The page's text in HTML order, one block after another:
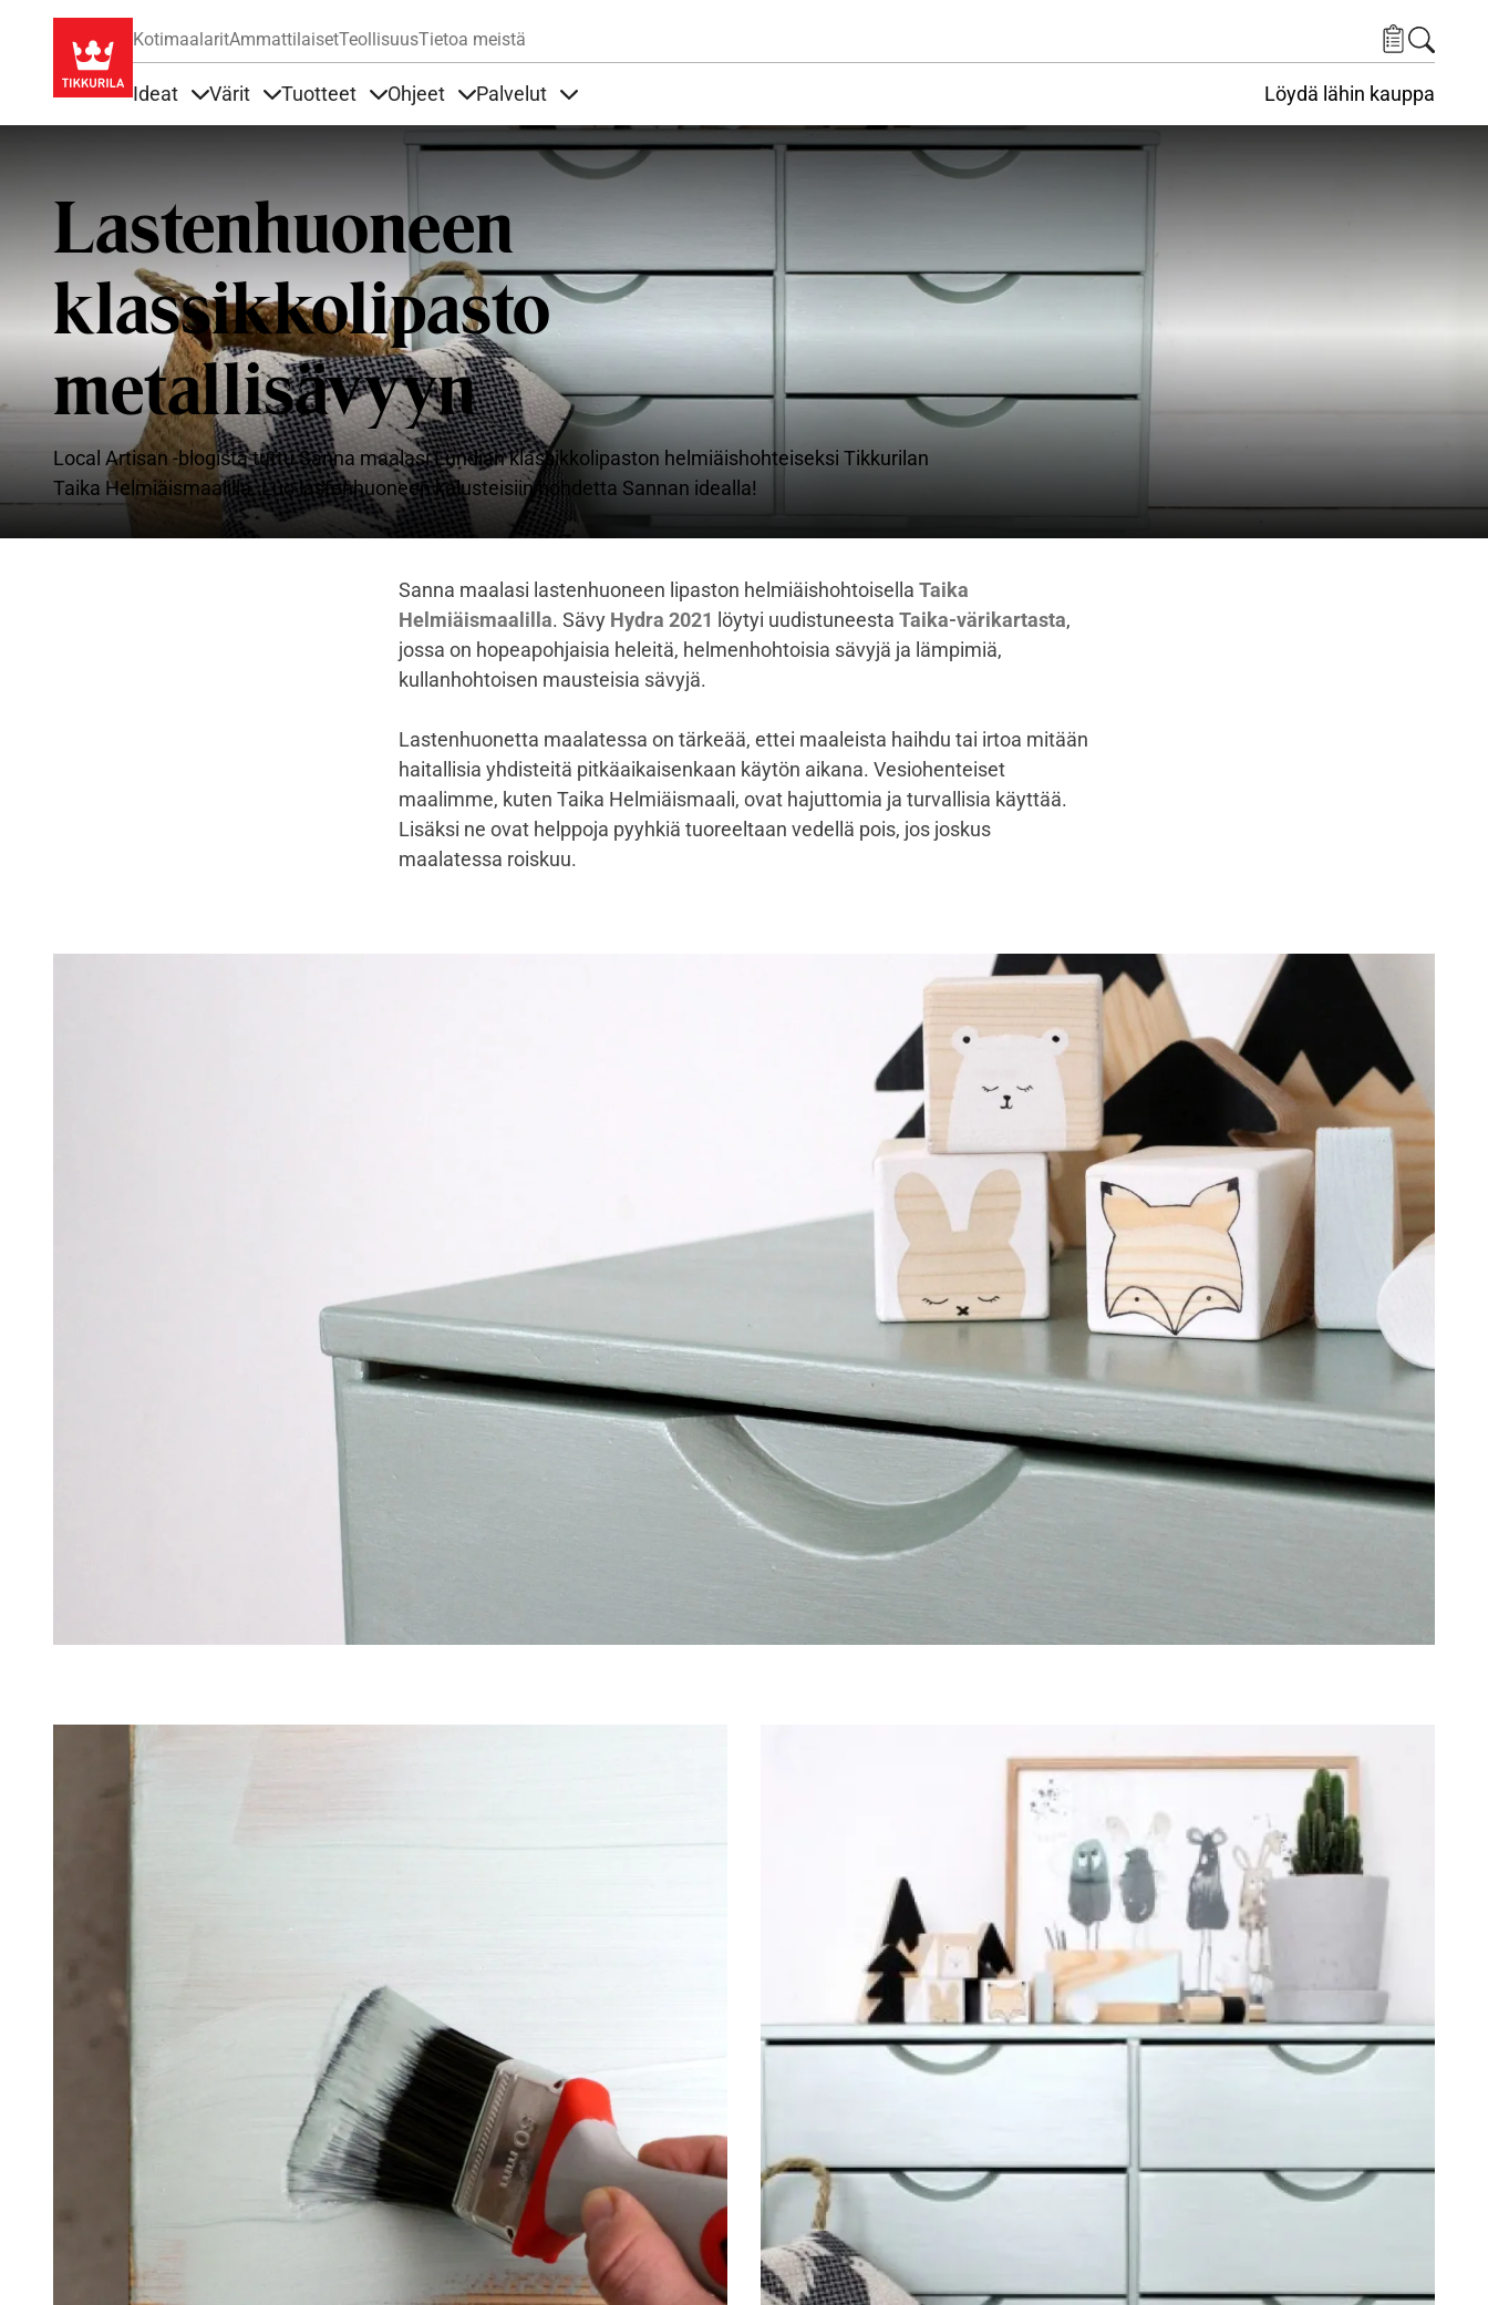
KotimaalaritAmmattilaisetTeollisuusTietoa meistä
Ideat Värit Tuotteet Ohjeet Palvelut Löydä lähin kauppa
Lastenhuoneen
klassikkolipasto
metallisävyyn
Local Artisan -blogista tuttu Sanna maalasi Lundian klassikkolipaston helmiäishohteiseksi Tikkurilan
Taika Helmiäismaalilla. Luo lastenhuoneen kalusteisiin hohdetta Sannan idealla!
Sanna maalasi lastenhuoneen lipaston helmiäishohtoisella Taika
Helmiäismaalilla. Sävy Hydra 2021 löytyi uudistuneesta Taika-värikartasta,
jossa on hopeapohjaisia heleitä, helmenhohtoisia sävyjä ja lämpimiä,
kullanhohtoisen mausteisia sävyjä.
Lastenhuonetta maalatessa on tärkeää, ettei maaleista haihdu tai irtoa mitään
haitallisia yhdisteitä pitkäaikaisenkaan käytön aikana. Vesiohenteiset
maalimme, kuten Taika Helmiäismaali, ovat hajuttomia ja turvallisia käyttää.
Lisäksi ne ovat helppoja pyyhkiä tuoreeltaan vedellä pois, jos joskus
maalatessa roiskuu.